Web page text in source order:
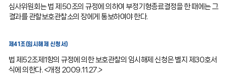
심사위원회는 법 제50조의 규정에 의하여 부정기형종료결정을 한 때에는 그
결과를 관할보호관찰소의 장에게 통보하여야 한다.
제41조(임시해제 신청서)
법 제52조제1항의 규정에 의한 보호관찰의 임시해제 신청은 별지 제30호서
식에 의한다. <개정 2009.11.27.>